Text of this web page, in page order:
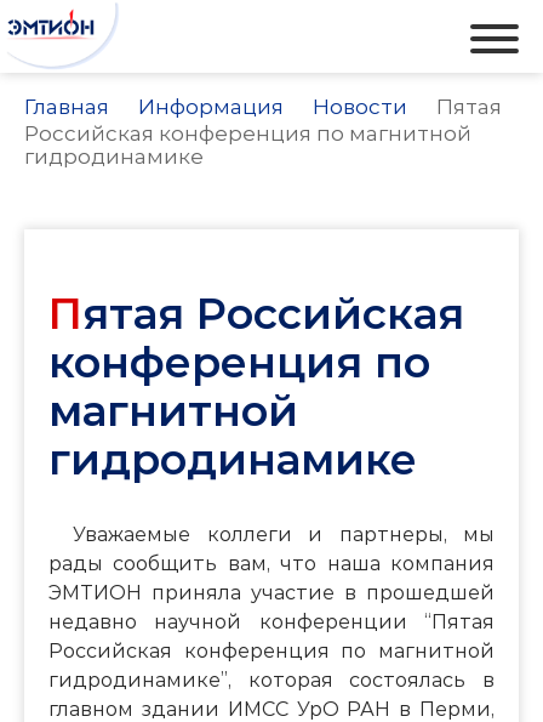
Главная Информация Новости
Пятая
Российская конференция по магнитной
гидродинамике
Пятая Российская
конференция по
магнитной
гидродинамике
Уважаемые коллеги и партнеры, мы
рады сообщить вам, что наша компания
ЭМТИОН приняла участие в прошедшей
недавно научной конференции “Пятая
Российская конференция по магнитной
гидродинамике”, которая состоялась в
главном здании ИМСС УрО РАН в Перми,